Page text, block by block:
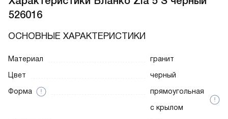
526016
ОСНОВНЫЕ ХАРАКТЕРИСТИКИ
Материал
гранит
Цвет
черный
Форма
прямоугольная
с крылом